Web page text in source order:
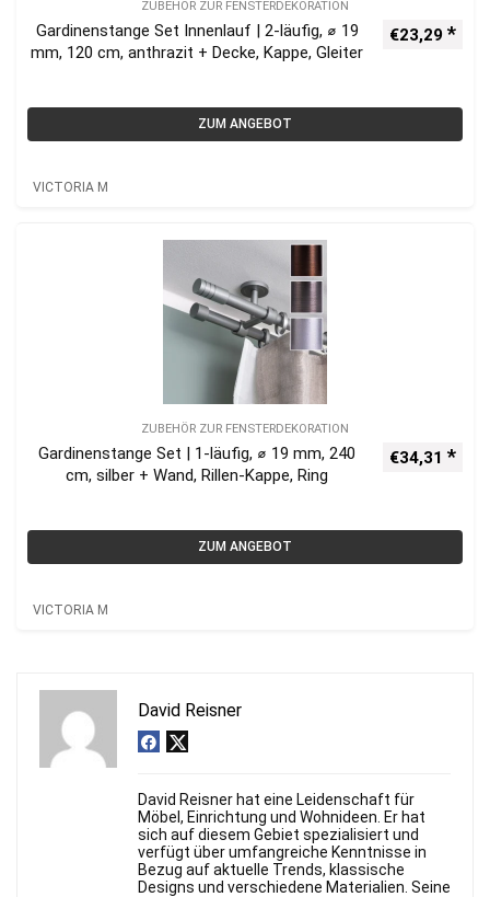
ZUBEHÖR ZUR FENSTERDEKORATION
Gardinenstange Set Innenlauf | 2-läufig, ⌀ 19
mm, 120 cm, anthrazit + Decke, Kappe, Gleiter
€23,29
ZUM ANGEBOT
VICTORIA M
ZUBEHÖR ZUR FENSTERDEKORATION
Gardinenstange Set | 1-läufig, ⌀ 19 mm, 240
cm, silber + Wand, Rillen-Kappe, Ring
€34,31
ZUM ANGEBOT
VICTORIA M
David Reisner
David Reisner hat eine Leidenschaft für
Möbel, Einrichtung und Wohnideen. Er hat
sich auf diesem Gebiet spezialisiert und
verfügt über umfangreiche Kenntnisse in
Bezug auf aktuelle Trends, klassische
Designs und verschiedene Materialien. Seine